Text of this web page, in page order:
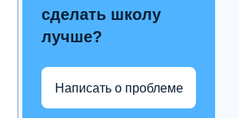
сделать школу
лучше?
Написать о проблеме